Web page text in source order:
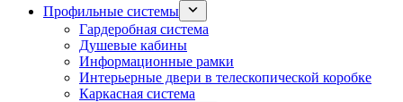
Профильные системы
Гардеробная система
Душевые кабины
Информационные рамки
Интерьерные двери в телескопической коробке
Каркасная система